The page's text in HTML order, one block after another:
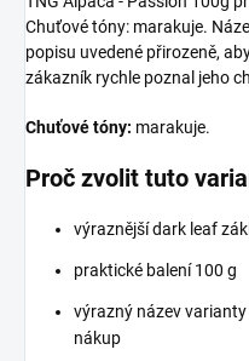
Chuťové tóny: marakuje.
popisu uvedené přirozeně,
zákazník rychle poznal jeho
Chuťové tóny: marakuje.
Proč zvolit tuto
výraznější dark leaf
praktické balení 100 g
výrazný název
nákup